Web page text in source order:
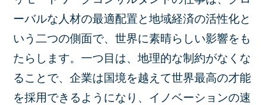
ーバルな人材の最適配置と地域経済の活性化と
いう二つの側面で、世界に素晴らしい影響をも
たらします。一つ目は、地理的な制約がなくな
ることで、企業は国境を越えて世界最高の才能
を採用できるようになり、イノベーションの速